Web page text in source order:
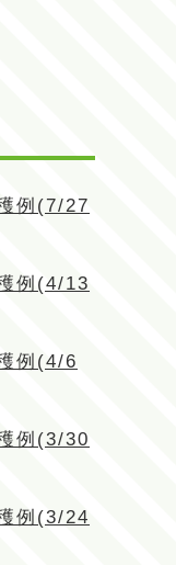
例(7/27
例(4/13
例(4/6
例(3/30
例(3/24